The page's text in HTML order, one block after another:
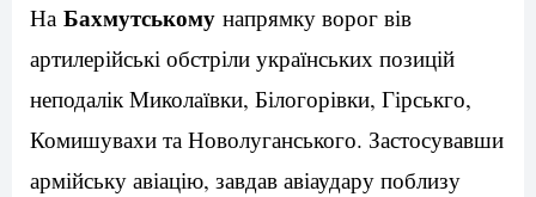
На Бахмутському напрямку ворог вів
артилерійські обстріли українських позицій
неподалік Миколаївки, Білогорівки, Гірськго,
Комишувахи та Новолуганського. Застосувавши
армійську авіацію, завдав авіаудару поблизу